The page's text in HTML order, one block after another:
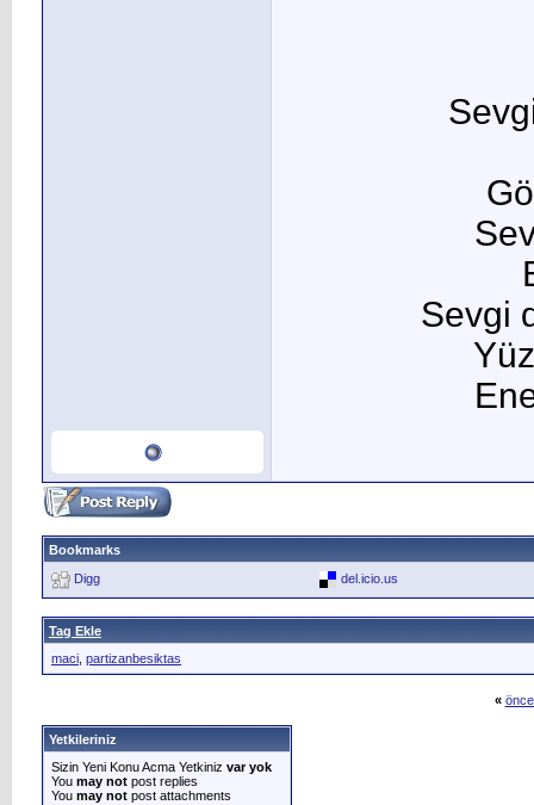
Sevgi
Bookmarks
Digg
del.icio.us
Tag Ekle
maci partizanbesiktas
«
Yetkileriniz
Sizin Yeni Konu Acma Yetkiniz var yok
You may not post replies
You may not post attachments